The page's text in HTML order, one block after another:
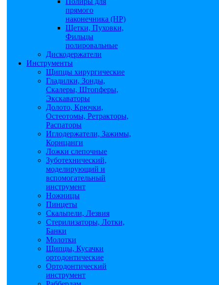
прямого
наконечника (НР)
Щетки, Пуховки,
Фильцы
полировальные
Дискодержатели
Инструменты
Щипцы хирургические
Гладилки, Зонды,
Скалеры, Штопферы,
Экскаваторы
Долото, Крючки,
Остеотомы, Ретракторы,
Распаторы
Иглодержатели, Зажимы,
Корнцанги
Ложки слепочные
Зуботехнический,
моделирующий и
вспомогательный
инструмент
Ножницы
Пинцеты
Скальпели, Лезвия
Стерилизаторы, Лотки,
Банки
Молотки
Щипцы, Кусачки
ортодонтические
Ортодонтический
инструмент